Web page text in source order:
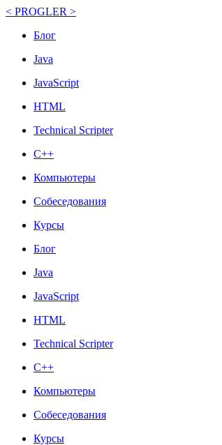
< PROGLER >
Блог
Java
JavaScript
HTML
Technical Scripter
C++
Компьютеры
Собеседования
Курсы
Блог
Java
JavaScript
HTML
Technical Scripter
C++
Компьютеры
Собеседования
Курсы